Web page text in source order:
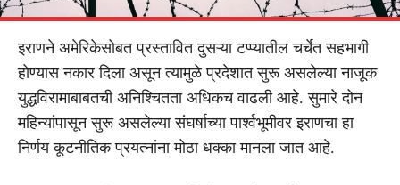
इराणने अमेरिकेसोबत प्रस्तावित दुसऱ्या टप्प्यातील चर्चेत सहभागी
होण्यास नकार दिला असून त्यामुळे प्रदेशात सुरू असलेल्या नाजूक
युद्धविरामाबाबतची अनिश्चितता अधिकच वाढली आहे. सुमारे दोन
महिन्यांपासून सुरू असलेल्या संघर्षाच्या पार्श्वभूमीवर इराणचा हा
निर्णय कूटनीतिक प्रयत्नांना मोठा धक्का मानला जात आहे.